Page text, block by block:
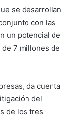
se desarrollan
con las
un potencial de
7 millones de
da cuenta
del
de los tres